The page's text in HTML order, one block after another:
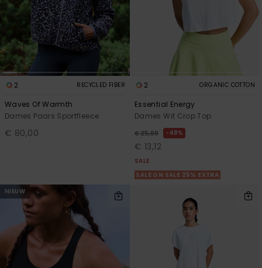
2 RECYCLED FIBER
Waves Of Warmth
Dames Paars Sportfleece
€ 80,00
2 ORGANIC COTTON
Essential Energy
Dames Wit Crop Top
€ 25,00 48%
€ 13,12
SALE
SALE ON SALE 25% EXTRA
NIEUW